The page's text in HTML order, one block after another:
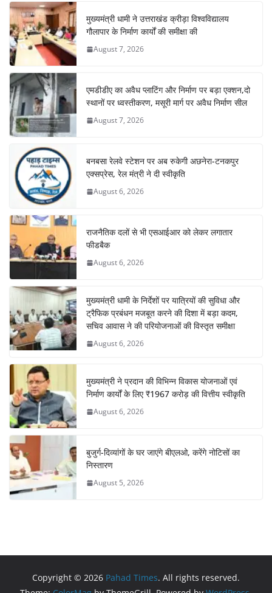
मुख्यमंत्री धामी ने उत्तराखंड क्रीड़ा विश्वविद्यालय
गौलापार के निर्माण कार्यों की समीक्षा की
August 7, 2026
एमडीडीए का अवैध प्लाटिंग और निर्माण पर बड़ा एक्शन,दो
स्थानों पर ध्वस्तीकरण, मसूरी मार्ग पर अवैध निर्माण सील
August 7, 2026
बनबसा रेलवे स्टेशन पर अब रुकेगी अछनेरा-टनकपुर
एक्सप्रेस, रेल मंत्री ने दी स्वीकृति
August 6, 2026
राजनैतिक दलों से भी एसआईआर को लेकर लगातार
फीडबैक
August 6, 2026
मुख्यमंत्री धामी के निर्देशों पर यात्रियों की सुविधा और
ट्रैफिक प्रबंधन मजबूत करने की दिशा में बड़ा कदम,
सचिव आवास ने की परियोजनाओं की विस्तृत समीक्षा
August 6, 2026
मुख्यमंत्री ने प्रदान की विभिन्न विकास योजनाओं एवं
निर्माण कार्यों के लिए ₹1967 करोड़ की वित्तीय स्वीकृति
August 6, 2026
बुजुर्ग-दिव्यांगों के घर जाएंगे बीएलओ, करेंगे नोटिसों का
निस्तारण
August 5, 2026
Copyright © 2026 Pahad Times. All rights reserved.